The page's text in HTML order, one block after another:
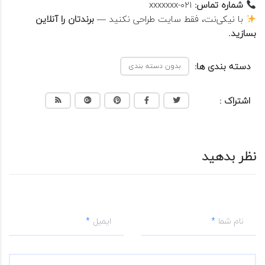
شماره تماس:
با نیکی‌نت، فقط سایت طراحی نکنید —برندتان را آنلاین
بسازید.
دسته بندی ها: بدون دسته بندی
اشتراک :
نظر بدهید
نام شما ایمیل